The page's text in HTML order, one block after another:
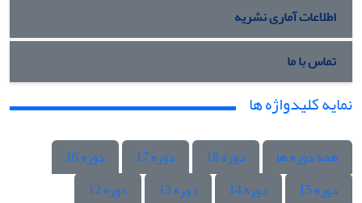
اطلاعات آماری نشریه
تماس با ما
نمایه کلیدواژه ها
همه دوره ها دوره 18 دوره 17
دوره 16
دوره 15
دوره 14 دوره 13
دوره 12